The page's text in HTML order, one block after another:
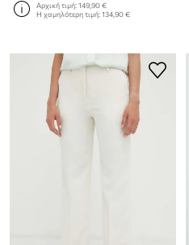
Αρχική τιμή:149,90 €
Η χαμηλότερη τιμή:134,90 €